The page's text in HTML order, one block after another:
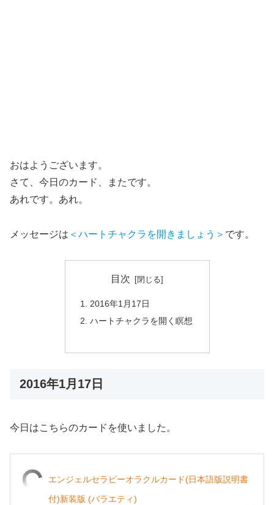
おはようございます。
さて、今日のカード、またです。
あれです。あれ。
メッセージは ＜ハートチャクラを開きましょう＞ です。
目次
2016年1月17日
ハートチャクラを開く瞑想
2016年1月17日
今日はこちらのカードを使いました。
エンジェルセラピーオラクルカード(日本語版説明書
付)新装版 (バラエティ)